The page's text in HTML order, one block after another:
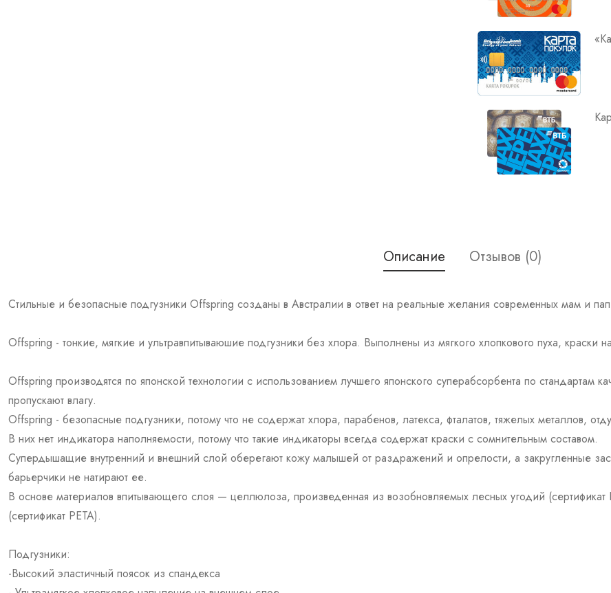
Описание Отзывов (0)
Стильные и безопасные подгузники Offspring созданы в Австралии в ответ на реальные желания современных мам и
Offspring - тонкие, мягкие и ультравпитываюшие подгузники без хлора. Выполнены из мягкого хлопкового пуха, краски
Offspring производятся по японской технологии с использованием лучшего японского суперабсорбента по стандартам
пропускают влагу.
Offspring - безопасные подгузники, потому что не содержат хлора, парабенов, латекса, фталатов, тяжелых металлов,
В них нет индикатора наполняемости, потому что такие индикаторы всегда содержат краски с сомнительным составом.
Супердышащие внутренний и внешний слой оберегают кожу малышей от раздражений и опрелости, а закругленные
барьерчики не натирают ее.
В основе материалов впитывающего слоя — целлюлоза, произведенная из возобновляемых лесных угодий (сертификат
(сертификат PETA).
Подгузники:
-Высокий эластичный поясок из спандекса